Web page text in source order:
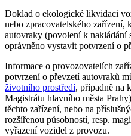
Doklad o ekologické likvidaci
nebo zpracovatelského zařízení,
autovraky (povolení k nakládání
oprávněno vystavit potvrzení o
Informace o provozovatelích
potvrzení o převzetí autovraků
životního prostředí, případně na
Magistrátu hlavního města
těchto zařízení, nebo na
rozšířenou působností, resp.
vyřazení vozidel z provozu.